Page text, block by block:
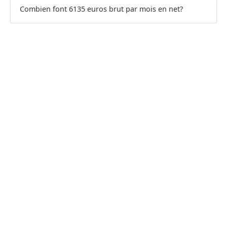
Combien font 6135 euros brut par mois en net?